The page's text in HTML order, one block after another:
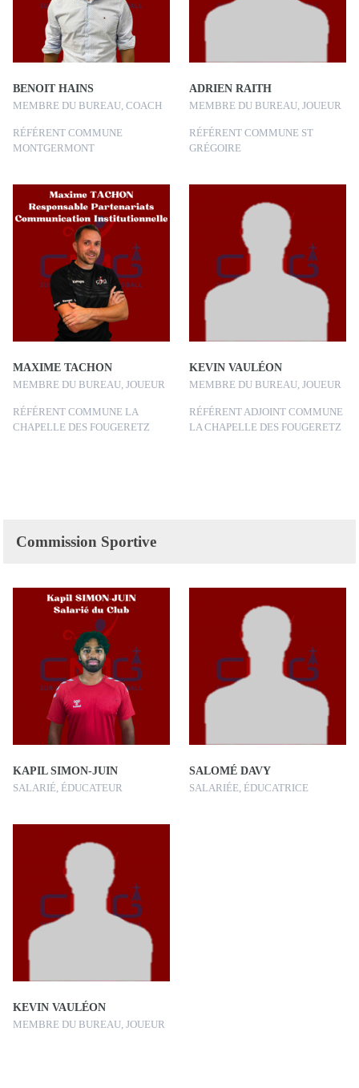
BENOIT HAINS
MEMBRE DU BUREAU, COACH
RÉFÉRENT COMMUNE
MONTGERMONT
ADRIEN RAITH
MEMBRE DU BUREAU, JOUEUR
RÉFÉRENT COMMUNE ST
GRÉGOIRE
MAXIME TACHON
MEMBRE DU BUREAU, JOUEUR
RÉFÉRENT COMMUNE LA
CHAPELLE DES FOUGERETZ
KEVIN VAULÉON
MEMBRE DU BUREAU, JOUEUR
RÉFÉRENT ADJOINT COMMUNE
LA CHAPELLE DES FOUGERETZ
Commission Sportive
KAPIL SIMON-JUIN
SALARIÉ, ÉDUCATEUR
SALOMÉ DAVY
SALARIÉE, ÉDUCATRICE
KEVIN VAULÉON
MEMBRE DU BUREAU, JOUEUR